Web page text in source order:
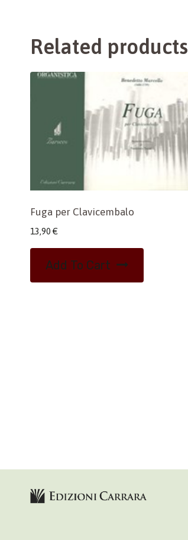
Related products
Fuga per Clavicembalo
13,90 €
Add To Cart